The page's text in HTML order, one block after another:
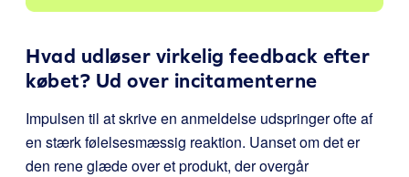
Hvad udløser virkelig feedback efter
købet? Ud over incitamenterne
Impulsen til at skrive en anmeldelse udspringer ofte af
en stærk følelsesmæssig reaktion. Uanset om det er
den rene glæde over et produkt, der overgår